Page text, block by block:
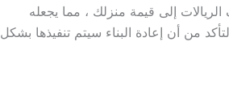
إلى قيمة منزلك ، مما يجعله
من أن إعادة البناء سيتم تنفيذها بشكل